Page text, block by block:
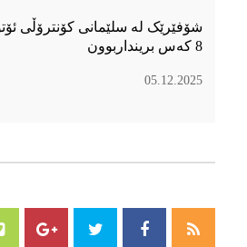
شۆفێرێک لە سلێمانی کۆنترۆڵی
8 کەس برینداربوون
05.12.2025